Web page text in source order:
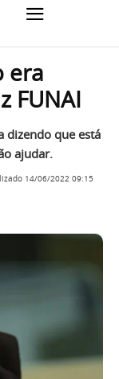
era
FUNAI
dizendo que está
ajudar.
14/06/2022 09:15